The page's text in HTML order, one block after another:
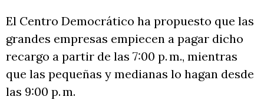
El Centro Democrático ha propuesto que las
grandes empresas empiecen a pagar dicho
recargo a partir de las 7:00 p. m., mientras
que las pequeñas y medianas lo hagan desde
las 9:00 p. m.